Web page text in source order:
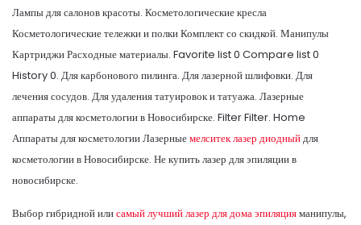
Лампы для салонов красоты. Косметологические кресла
Косметологические тележки и полки Комплект со скидкой. Манипулы
Картриджи Расходные материалы. Favorite list 0 Compare list 0
History 0. Для карбонового пилинга. Для лазерной шлифовки. Для
лечения сосудов. Для удаления татуировок и татуажа. Лазерные
аппараты для косметологии в Новосибирске. Filter Filter. Home
Аппараты для косметологии Лазерныемелситек лазер диодныйдля
косметологии в Новосибирске. Не купить лазер для эпиляции в
новосибирске.
Выбор гибридной илисамый лучший лазер для дома эпиляцияманипулы,